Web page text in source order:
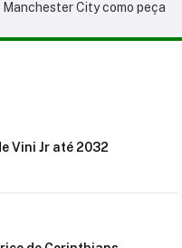
City como peça
Vini Jr até 2032